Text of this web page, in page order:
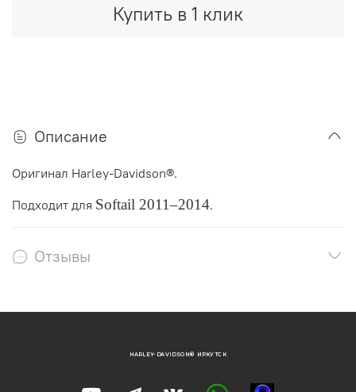
Купить в 1 клик
Описание
Оригинал Harley-Davidson®.
Подходит для Softail 2011–2014.
Отзывы
HARLEY-DAVIDSON® ИРКУТСК